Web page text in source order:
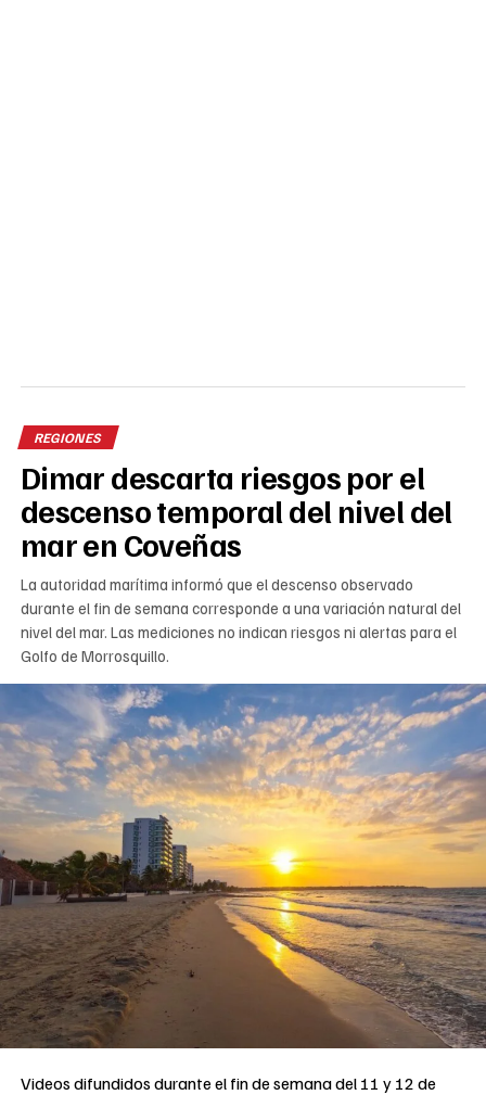
REGIONES
Dimar descarta riesgos por el
descenso temporal del nivel del
mar en Coveñas
La autoridad marítima informó que el descenso observado
durante el fin de semana corresponde a una variación natural del
nivel del mar. Las mediciones no indican riesgos ni alertas para el
Golfo de Morrosquillo.
Videos difundidos durante el fin de semana del 11 y 12 de